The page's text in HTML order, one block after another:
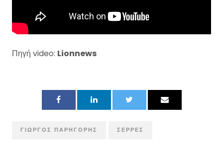
Πηγή video: Lionnews
ΓΙΏΡΓΟΣ ΠΑΡΗΓΌΡΗΣ ΣΈΡΡΕΣ